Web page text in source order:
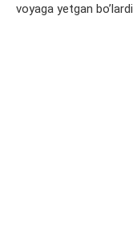
voyaga yetgan